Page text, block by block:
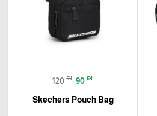
120 ₪ 90 ₪
Skechers Pouch Bag